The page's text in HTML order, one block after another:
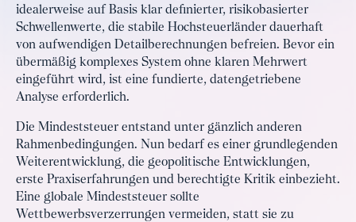
idealerweise auf Basis klar definierter, risikobasierter
Schwellenwerte, die stabile Hochsteuerländer dauerhaft
von aufwendigen Detailberechnungen befreien. Bevor ein
übermäßig komplexes System ohne klaren Mehrwert
eingeführt wird, ist eine fundierte, datengetriebene
Analyse erforderlich.
Die Mindeststeuer entstand unter gänzlich anderen
Rahmenbedingungen. Nun bedarf es einer grundlegenden
Weiterentwicklung, die geopolitische Entwicklungen,
erste Praxiserfahrungen und berechtigte Kritik einbezieht.
Eine globale Mindeststeuer sollte
Wettbewerbsverzerrungen vermeiden, statt sie zu